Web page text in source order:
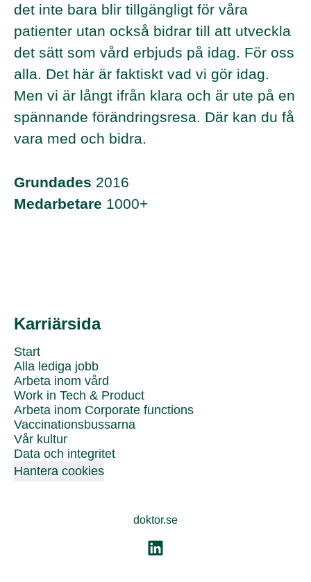
det inte bara blir tillgängligt för våra
patienter utan också bidrar till att utveckla
det sätt som vård erbjuds på idag. För oss
alla. Det här är faktiskt vad vi gör idag.
Men vi är långt ifrån klara och är ute på en
spännande förändringsresa. Där kan du få
vara med och bidra.
Grundades 2016
Medarbetare 1000+
Karriärsida
Start
Alla lediga jobb
Arbeta inom vård
Work in Tech & Product
Arbeta inom Corporate functions
Vaccinationsbussarna
Vår kultur
Data och integritet
Hantera cookies
doktor.se